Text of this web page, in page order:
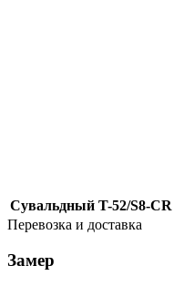
Сувальдный T-52/S8-CR
Перевозка и доставка
Замер